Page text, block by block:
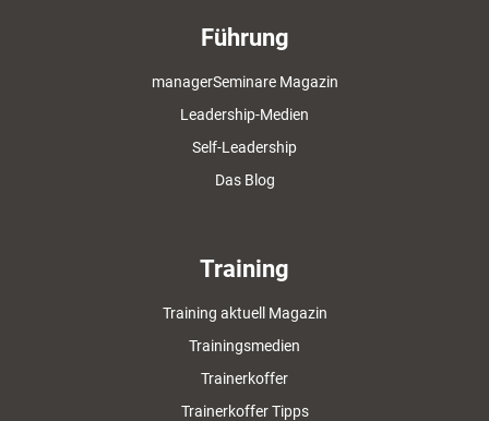
Führung
managerSeminare Magazin
Leadership-Medien
Self-Leadership
Das Blog
Training
Training aktuell Magazin
Trainingsmedien
Trainerkoffer
Trainerkoffer Tipps